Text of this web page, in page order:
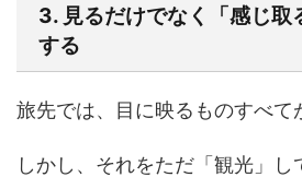
3. 見るだけでなく「感じ取
する
旅先では、目に映るものすべて
しかし、それをただ「観光」